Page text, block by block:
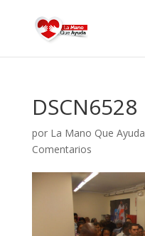
DSCN6528
por La Mano Que Ayuda
Comentarios